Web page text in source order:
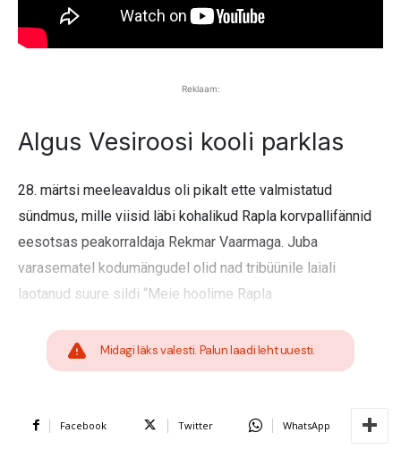
Reklaam:
Algus Vesiroosi kooli parklas
28. märtsi meeleavaldus oli pikalt ette valmistatud
sündmus, mille viisid läbi kohalikud Rapla korvpallifännid
eesotsas peakorraldaja Rekmar Vaarmaga. Juba
varasematel kodumängudel olid nad tribüünile laiali
laotanud suure sildi “Meie hoolime Rapla
Midagi läks valesti. Palun laadi leht uuesti.
Facebook Twitter WhatsApp